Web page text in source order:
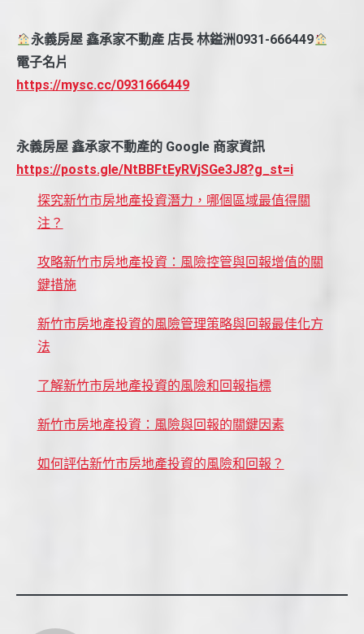
永義房屋 鑫承家不動產 店長 林鎰洲0931-666449
電子名片
https://mysc.cc/0931666449
永義房屋 鑫承家不動產的 Google 商家資訊
https://posts.gle/NtBBFtEyRVjSGe3J8?g_st=i
探究新竹市房地產投資潛力，哪個區域最值得關
注？
攻略新竹市房地產投資：風險控管與回報增值的關
鍵措施
新竹市房地產投資的風險管理策略與回報最佳化方
法
了解新竹市房地產投資的風險和回報指標
新竹市房地產投資：風險與回報的關鍵因素
如何評估新竹市房地產投資的風險和回報？